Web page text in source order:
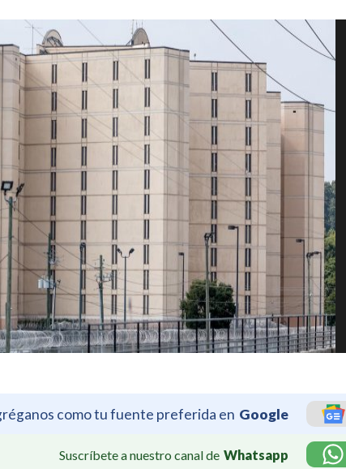
como tu fuente preferida en Google
Suscríbete a nuestro canal de Whatsapp